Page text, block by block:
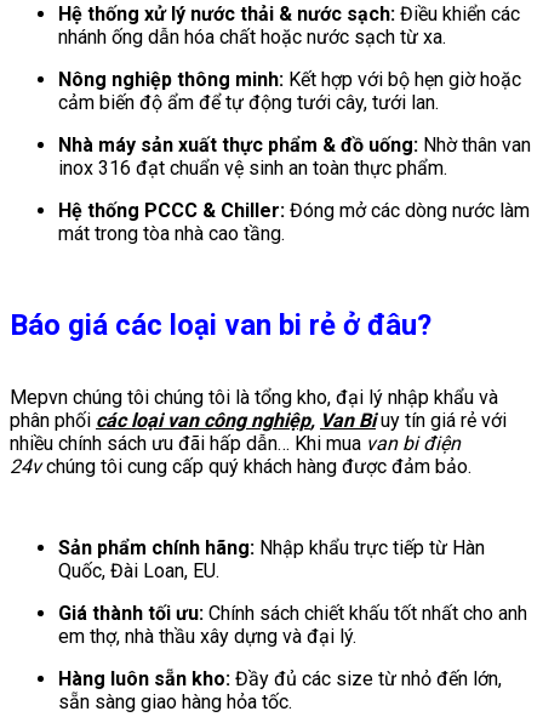
Hệ thống xử lý nước thải & nước sạch: Điều khiển các
nhánh ống dẫn hóa chất hoặc nước sạch từ xa.
Nông nghiệp thông minh: Kết hợp với bộ hẹn giờ hoặc
cảm biến độ ẩm để tự động tưới cây, tưới lan.
Nhà máy sản xuất thực phẩm & đồ uống: Nhờ thân van
inox 316 đạt chuẩn vệ sinh an toàn thực phẩm.
Hệ thống PCCC & Chiller: Đóng mở các dòng nước làm
mát trong tòa nhà cao tầng.
Báo giá các loại van bi rẻ ở đâu?
Mepvn chúng tôi chúng tôi là tổng kho, đại lý nhập khẩu và
phân phối các loại van công nghiệp, Van Biuy tín giá rẻ với
nhiều chính sách ưu đãi hấp dẫn… Khi mua van bi điện
24vchúng tôi cung cấp quý khách hàng được đảm bảo.
Sản phẩm chính hãng: Nhập khẩu trực tiếp từ Hàn
Quốc, Đài Loan, EU.
Giá thành tối ưu: Chính sách chiết khấu tốt nhất cho anh
em thợ, nhà thầu xây dựng và đại lý.
Hàng luôn sẵn kho: Đầy đủ các size từ nhỏ đến lớn,
sẵn sàng giao hàng hỏa tốc.